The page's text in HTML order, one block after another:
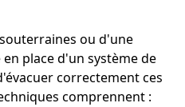
ou d'une
place d'un système de
correctement ces
comprennent :